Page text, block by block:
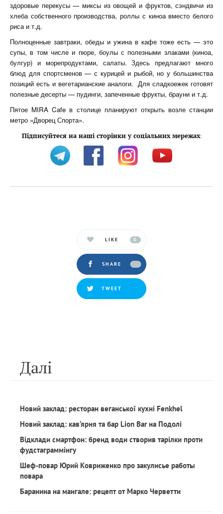
здоровые перекусы — миксы из овощей и фруктов, сэндвичи из
хлеба собственного производства, роллы с киноа вместо белого
риса и т.д.
Полноценные завтраки, обеды и ужина в кафе тоже есть — это
супы, в том числе и пюре, боулы с полезными злаками (киноа,
булгур) и морепродуктами, салаты. Здесь предлагают много
блюд для спортсменов — с курицей и рыбой, но у большинства
позиций есть и вегетарианские аналоги. Для сладкоежек готовят
полезные десерты — пудинги, запеченные фрукты, брауни и т.д.
Пятое MIRA Cafe в столице планируют открыть возле станции
метро «Дворец Спорта».
Підписуйтеся на наші сторінки у соціальних мережах:
LIKE 0
SHARE
TWEET
Далi
Новий заклад: ресторан веганської кухні Fenkhel
Новий заклад: кав‘ярня та бар Lion Bar на Подолі
Відклади смартфон: бренд води створив тарілки проти
фудстаграммінгу
Шеф-повар Юрий Ковриженко про закулисье работы
повара
Баранина на мангале: рецепт от Марко Черветти